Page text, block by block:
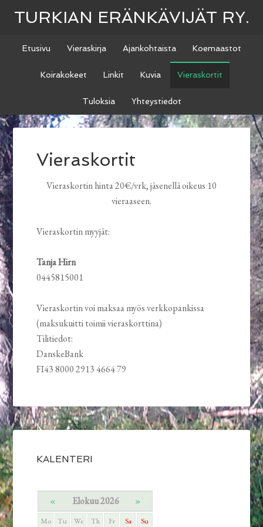
TURKIAN ERÄNKÄVIJÄT RY.
Etusivu Vieraskirja Ajankohtaista Koemaastot
Koirakokeet Linkit Kuvia Vieraskortit
Tuloksia Yhteystiedot
Vieraskortit
Vieraskortin hinta 20€/vrk, jäsenellä oikeus 10
vieraaseen.
Vieraskortin myyjät:
Tanja Hirn
0445815001
Vieraskortin voi maksaa myös verkkopankissa
(maksukuitti toimii vieraskorttina)
Tilitiedot:
DanskeBank
FI43 8000 2913 4664 79
KALENTERI
« Elokuu 2026 »
Mo Tu We Th Fr Sa Su